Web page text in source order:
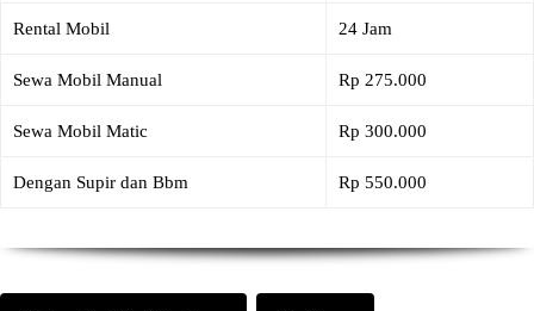
Rental Mobil 24 Jam
Sewa Mobil Manual Rp 275.000
Sewa Mobil Matic Rp 300.000
Dengan Supir dan Bbm Rp 550.000